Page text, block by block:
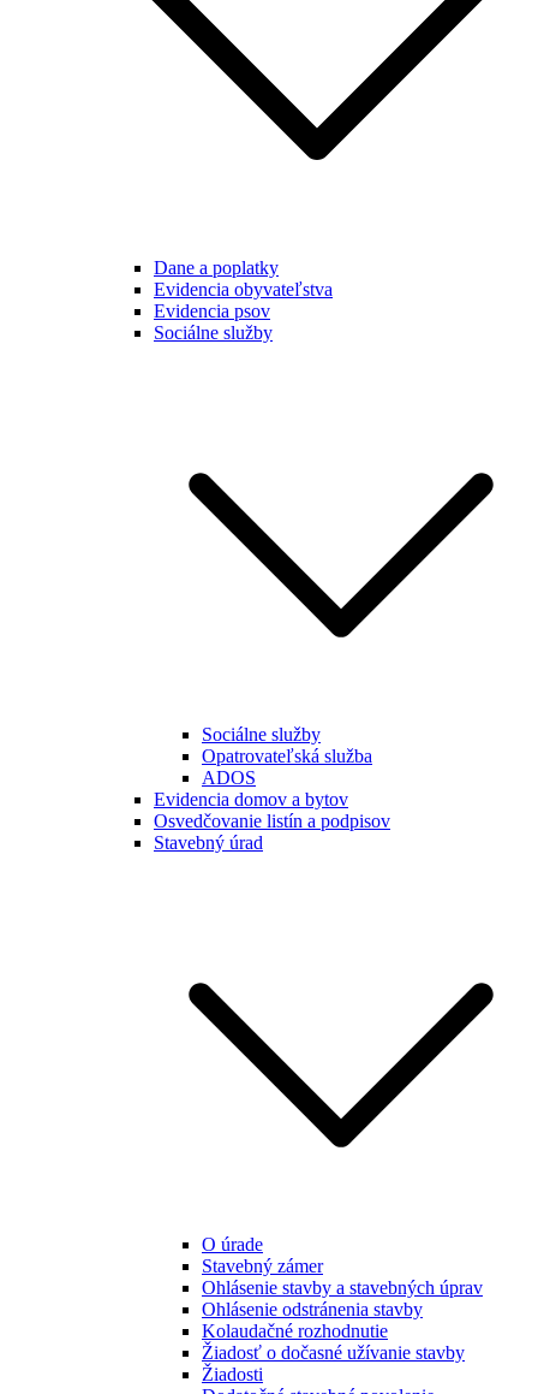
Dane a poplatky
Evidencia obyvateľstva
Evidencia psov
Sociálne služby
Sociálne služby
Opatrovateľská služba
ADOS
Evidencia domov a bytov
Osvedčovanie listín a podpisov
Stavebný úrad
O úrade
Stavebný zámer
Ohlásenie stavby a stavebných úprav
Ohlásenie odstránenia stavby
Kolaudačné rozhodnutie
Žiadosť o dočasné užívanie stavby
Žiadosti